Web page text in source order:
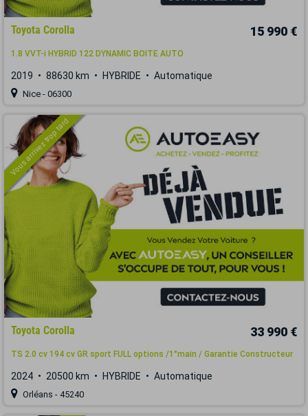
Toyota Corolla 15 990 €
1.8 VVT-i HYBRID 122 DYNAMIC BOITE AUTO
2019 88630 km HYBRIDE Automatique
Nice - 06300
Vous arrivez trop tard
Toyota Corolla 33 990 €
TS 2.0 cv 194 cv GR sport FULL options /1°main / Garantie Constructeur
2024 20500 km HYBRIDE Automatique
Orléans - 45240